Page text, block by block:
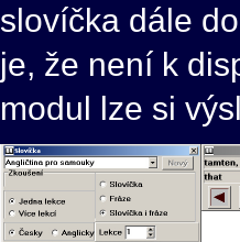
slovíčka dále
je, že není k
modul lze si